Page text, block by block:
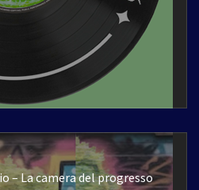
– La camera del progresso